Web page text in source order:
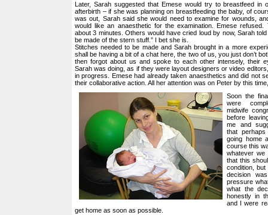
Later, Sarah suggested that Emese would try to breastfeed in
afterbirth – if she was planning on breastfeeding the baby, of
was out, Sarah said she would need to examine for wounds,
would like an anaesthetic for the examination. Emese refused.
about 3 minutes. Others would have cried loud by now, Sarah
be made of the stern stuff.” I bet she is.
Stitches needed to be made and Sarah brought in a more
shall be having a bit of a chat here, the two of us, you just don’t
then forgot about us and spoke to each other intensely, their
Sarah was doing, as if they were layout designers or video
in progress. Emese had already taken anaesthetics and did not
their collaborative action. All her attention was on Peter by this
Soon the
were
midwife
before
me and
that
going home
course this
whatever we
that this
condition,
decision
pressure
what the
honestly in
and I were
get home as soon as possible.